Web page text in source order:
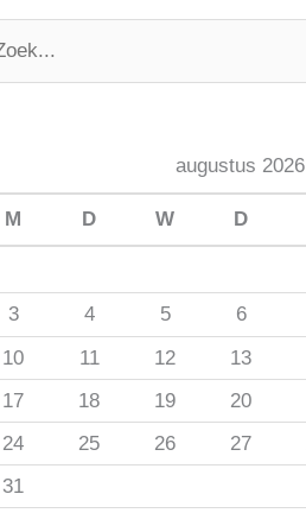
augustus 2026
M D W D
3
4 5 6
10
11 12 13
17
18 19 20
24
25 26 27
31